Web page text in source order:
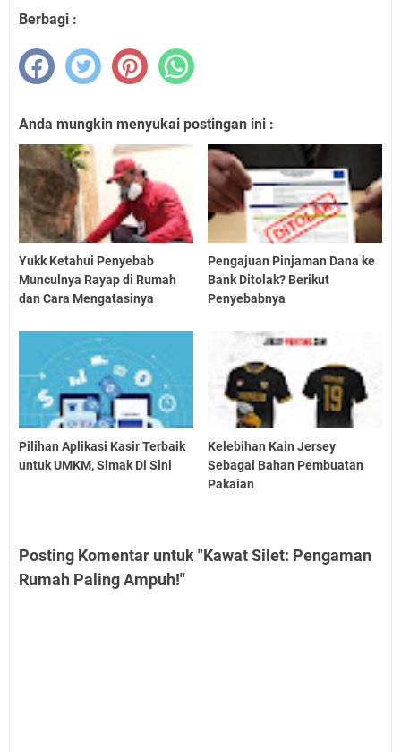
Berbagi :
Anda mungkin menyukai postingan ini :
Yukk Ketahui Penyebab
Munculnya Rayap di Rumah
dan Cara Mengatasinya
Pengajuan Pinjaman Dana ke
Bank Ditolak? Berikut
Penyebabnya
Pilihan Aplikasi Kasir Terbaik
untuk UMKM, Simak Di Sini
Kelebihan Kain Jersey
Sebagai Bahan Pembuatan
Pakaian
Posting Komentar untuk "Kawat Silet: Pengaman
Rumah Paling Ampuh!"